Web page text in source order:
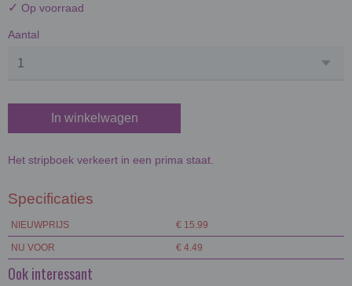
✓ Op voorraad
Aantal
In winkelwagen
Het stripboek verkeert in een prima staat.
Specificaties
NIEUWPRIJS € 15.99
NU VOOR € 4.49
Ook interessant